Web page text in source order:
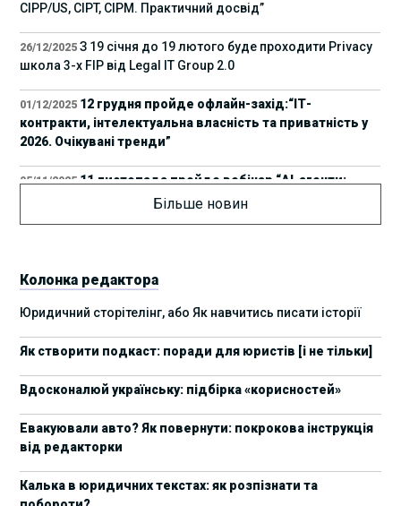
CIPP/US, CIPT, CIPM. Практичний досвід”
26/12/2025 З 19 січня до 19 лютого буде проходити Privacy
школа 3-х FIP від Legal IT Group 2.0
01/12/2025 12 грудня пройде офлайн-захід:“ІТ-
контракти, інтелектуальна власність та приватність у
2026. Очікувані тренди”
05/11/2025 11 листопада пройде вебінар “AI-агенти:
прайвесі, IP та комплаєнс ризики”
17 листопада стартує Школа юридичної
підтримки ШІ-проєктів від Legal IT Group
19/09/2025 4 жовтня пройде щорічний забіг до Дня
09/09/2025 10 жовтня пройдуть XII Міжнародні
Більше новин
Колонка редактора
Юридичний сторітелінг, або Як навчитись писати історії
Як створити подкаст: поради для юристів [і не тільки]
Вдосконалюй українську: підбірка «корисностей»
Евакуювали авто? Як повернути: покрокова інструкція
від редакторки
Калька в юридичних текстах: як розпізнати та